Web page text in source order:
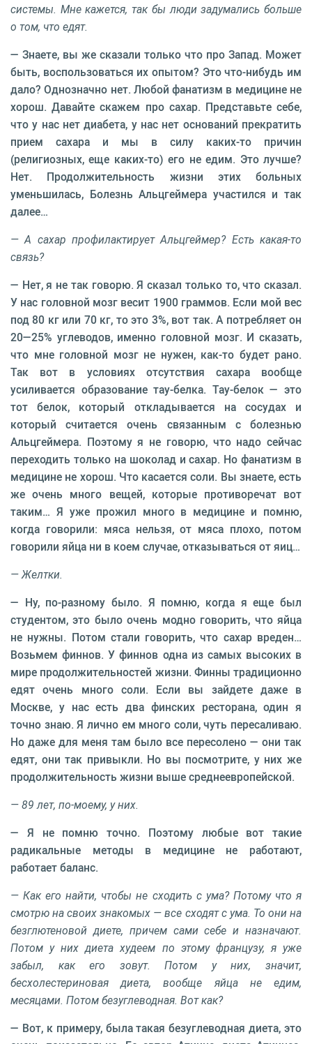
системы. Мне кажется, так бы люди задумались больше
о том, что едят.
— Знаете, вы же сказали только что про Запад. Может
быть, воспользоваться их опытом? Это что-нибудь им
дало? Однозначно нет. Любой фанатизм в медицине не
хорош. Давайте скажем про сахар. Представьте себе,
что у нас нет диабета, у нас нет оснований прекратить
прием сахара и мы в силу каких-то причин
(религиозных, еще каких-то) его не едим. Это лучше?
Нет. Продолжительность жизни этих больных
уменьшилась, Болезнь Альцгеймера участился и так
далее…
— А сахар профилактирует Альцгеймер? Есть какая-то
связь?
— Нет, я не так говорю. Я сказал только то, что сказал.
У нас головной мозг весит 1900 граммов. Если мой вес
под 80 кг или 70 кг, то это 3%, вот так. А потребляет он
20—25% углеводов, именно головной мозг. И сказать,
что мне головной мозг не нужен, как-то будет рано.
Так вот в условиях отсутствия сахара вообще
усиливается образование тау-белка. Тау-белок — это
тот белок, который откладывается на сосудах и
который считается очень связанным с болезнью
Альцгеймера. Поэтому я не говорю, что надо сейчас
переходить только на шоколад и сахар. Но фанатизм в
медицине не хорош. Что касается соли. Вы знаете, есть
же очень много вещей, которые противоречат вот
таким… Я уже прожил много в медицине и помню,
когда говорили: мяса нельзя, от мяса плохо, потом
говорили яйца ни в коем случае, отказываться от яиц…
— Желтки.
— Ну, по-разному было. Я помню, когда я еще был
студентом, это было очень модно говорить, что яйца
не нужны. Потом стали говорить, что сахар вреден…
Возьмем финнов. У финнов одна из самых высоких в
мире продолжительностей жизни. Финны традиционно
едят очень много соли. Если вы зайдете даже в
Москве, у нас есть два финских ресторана, один я
точно знаю. Я лично ем много соли, чуть пересаливаю.
Но даже для меня там было все пересолено — они так
едят, они так привыкли. Но вы посмотрите, у них же
продолжительность жизни выше среднеевропейской.
— 89 лет, по-моему, у них.
— Я не помню точно. Поэтому любые вот такие
радикальные методы в медицине не работают,
работает баланс.
— Как его найти, чтобы не сходить с ума? Потому что я
смотрю на своих знакомых — все сходят с ума. То они на
безглютеновой диете, причем сами себе и назначают.
Потом у них диета худеем по этому французу, я уже
забыл, как его зовут. Потом у них, значит,
бесхолестериновая диета, вообще яйца не едим,
месяцами. Потом безуглеводная. Вот как?
— Вот, к примеру, была такая безуглеводная диета, это